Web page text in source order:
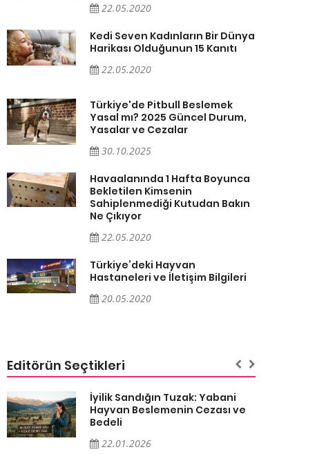
22.05.2020
Kedi Seven Kadınların Bir Dünya
Harikası Olduğunun 15 Kanıtı
22.05.2020
Türkiye'de Pitbull Beslemek
Yasal mı? 2025 Güncel Durum,
Yasalar ve Cezalar
30.10.2025
Havaalanında 1 Hafta Boyunca
Bekletilen Kimsenin
Sahiplenmediği Kutudan Bakın
Ne Çıkıyor
22.05.2020
Türkiye’deki Hayvan
Hastaneleri ve İletişim Bilgileri
20.05.2020
Editörün Seçtikleri
İyilik Sandığın Tuzak: Yabani
Hayvan Beslemenin Cezası ve
Bedeli
22.01.2026